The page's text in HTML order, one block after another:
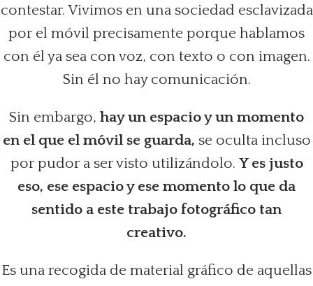
contestar. Vivimos en una sociedad esclavizada
por el móvil precisamente porque hablamos
con él ya sea con voz, con texto o con imagen.
Sin él no hay comunicación.
Sin embargo, hay un espacio y un momento
en el que el móvil se guarda, se oculta incluso
por pudor a ser visto utilizándolo. Y es justo
eso, ese espacio y ese momento lo que da
sentido a este trabajo fotográfico tan
creativo.
Es una recogida de material gráfico de aquellas